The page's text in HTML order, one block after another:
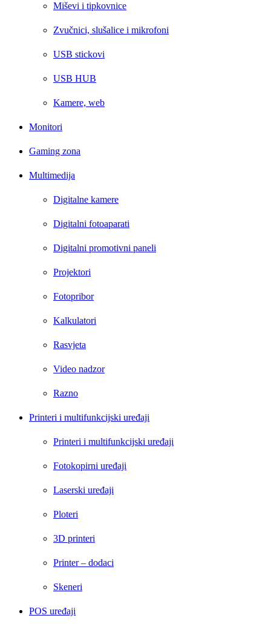
Miševi i tipkovnice
Zvučnici, slušalice i mikrofoni
USB stickovi
USB HUB
Kamere, web
Monitori
Gaming zona
Multimedija
Digitalne kamere
Digitalni fotoaparati
Digitalni promotivni paneli
Projektori
Fotopribor
Kalkulatori
Rasvjeta
Video nadzor
Razno
Printeri i multifunkcijski uređaji
Printeri i multifunkcijski uređaji
Fotokopirni uređaji
Laserski uređaji
Ploteri
3D printeri
Printer – dodaci
Skeneri
POS uređaji